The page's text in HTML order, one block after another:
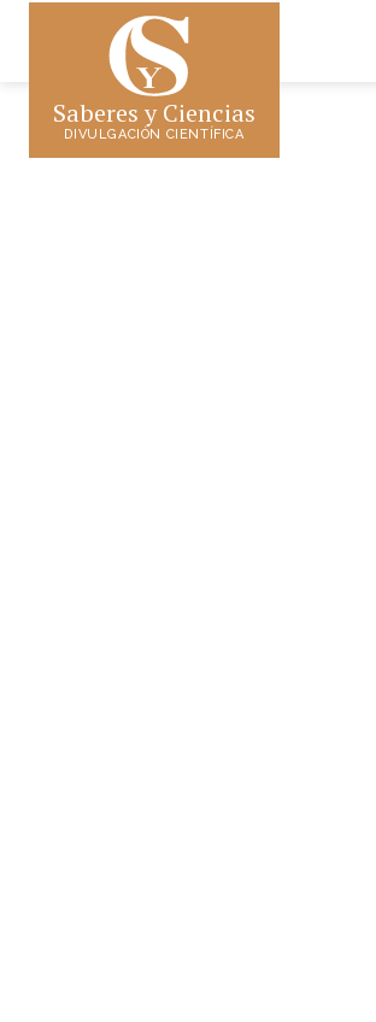
Saberes y Ciencias
DIVULGACIÓN CIENTÍFICA